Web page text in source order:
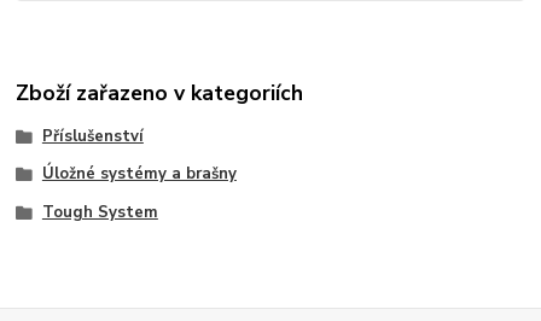
Zboží zařazeno v kategoriích
Příslušenství
Úložné systémy a brašny
Tough System